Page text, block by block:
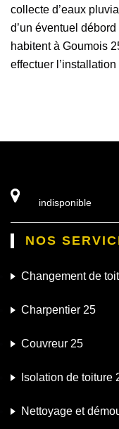
collecte d’eaux
d’un éventuel
habitent à Goumois
effectuer
indisponible
NOS
Changement de
Charpentier 25
Couvreur 25
Isolation de toiture
Nettoyage et